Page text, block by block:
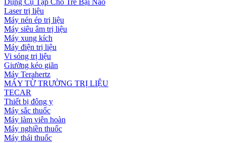
Dụng Cụ Tập Cho Trẻ Bại Não
Laser trị liệu
Máy nén ép trị liệu
Máy siêu âm trị liệu
Máy xung kích
Máy điện trị liệu
Vi sóng trị liệu
Giường kéo giãn
Máy Terahertz
MÁY TỪ TRƯỜNG TRỊ LIỆU
TECAR
Thiết bị đông y
Máy sắc thuốc
Máy làm viên hoàn
Máy nghiền thuốc
Máy thái thuốc